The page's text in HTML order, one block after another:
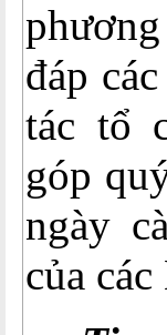
đáp
tác tổ
góp
ngày
của